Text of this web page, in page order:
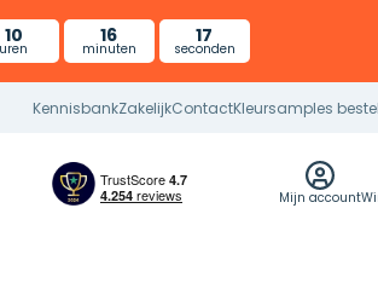
10
uren
16
minuten
16
seconden
KennisbankZakelijkContactKleursamples
Mijn account